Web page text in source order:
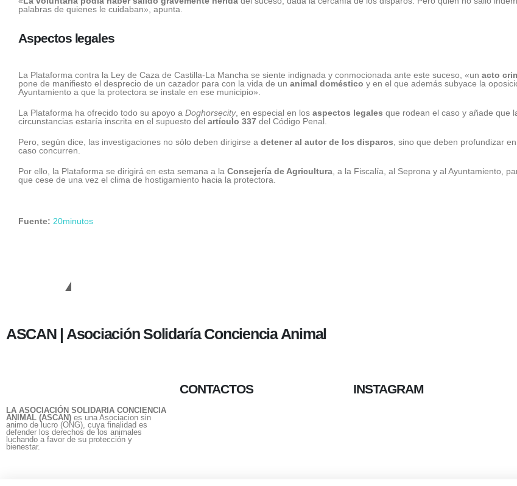
palabras de quienes le cuidaban», apunta.
Aspectos legales
La Plataforma contra la Ley de Caza de Castilla-La Mancha se siente indignada y conmocionada ante este suceso, «un acto
pone de manifiesto el desprecio de un cazador para con la vida de un animal doméstico y en el que además subyace la
Ayuntamiento a que la protectora se instale en ese municipio».
La Plataforma ha ofrecido todo su apoyo a Doghorsecity, en especial en los aspectos legales que rodean el caso y añade que
circunstancias estaría inscrita en el supuesto del artículo 337 del Código Penal.
Pero, según dice, las investigaciones no sólo deben dirigirse a detener al autor de los disparos , sino que deben profundizar
caso concurren.
Por ello, la Plataforma se dirigirá en esta semana a la Consejería de Agricultura , a la Fiscalía, al Seprona y al Ayuntamiento,
que cese de una vez el clima de hostigamiento hacia la protectora.
Fuente: 20minutos
ASCAN | Asociación Solidaría Conciencia Animal
LA ASOCIACIÓN SOLIDARIA CONCIENCIA
ANIMAL (ASCAN) es una Asociacion sin
animo de lucro (ONG), cuya finalidad es
defender los derechos de los animales
luchando a favor de su protección y
bienestar.
CONTACTOS INSTAGRAM